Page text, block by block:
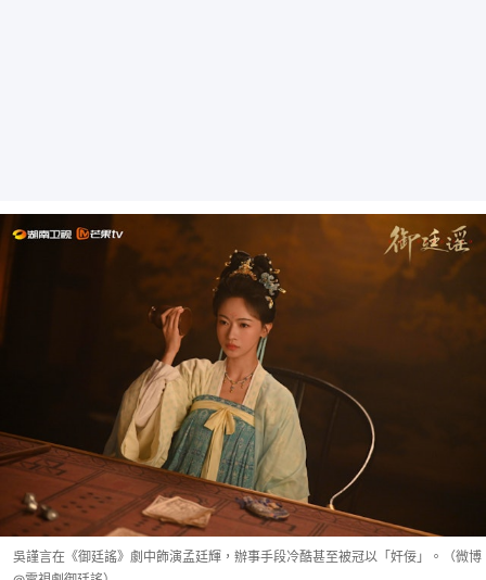
吳謹言在《御廷謠》劇中飾演孟廷輝，辦事手段冷酷甚至被冠以「奸佞」。（微博